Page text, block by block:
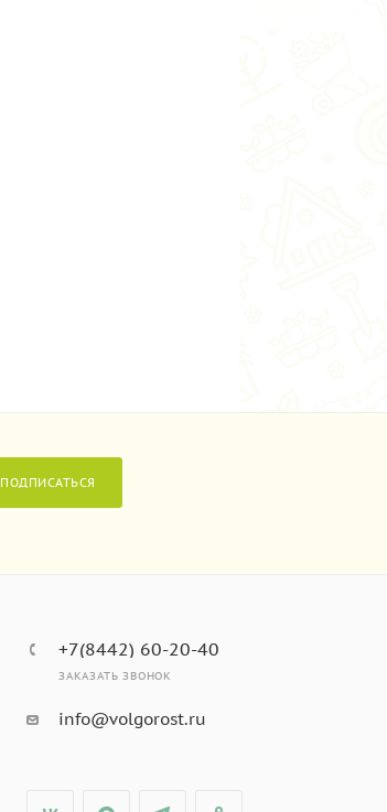
ПОДПИСАТЬСЯ
+7(8442) 60-20-40
ЗАКАЗАТЬ ЗВОНОК
info@volgorost.ru